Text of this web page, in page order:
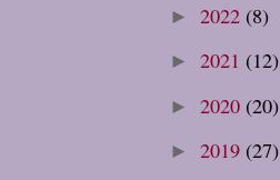
► 2022 (8)
► 2021 (12)
► 2020 (20)
► 2019 (27)